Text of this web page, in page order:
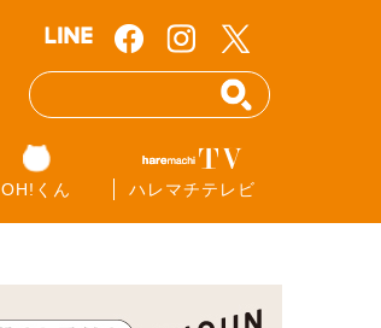
OH!くん ハレマチテレビ